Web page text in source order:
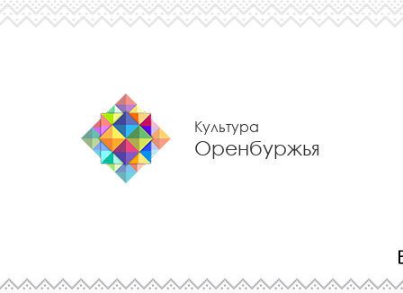
Культура
Оренбуржья